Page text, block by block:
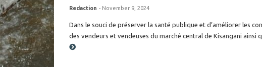
Redaction - November 9, 2024
Dans le souci de préserver la santé publique et d’améliorer les
des vendeurs et vendeuses du marché central de Kisangani ainsi